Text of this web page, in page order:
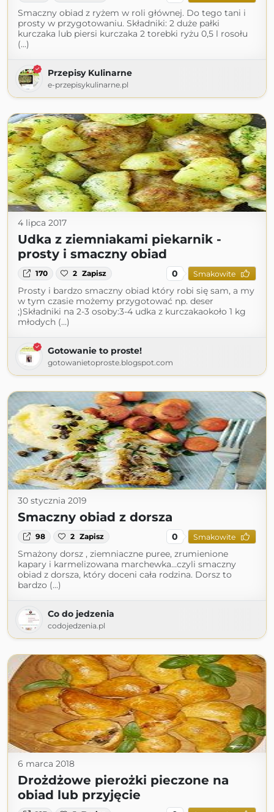
Smaczny obiad z ryżem w roli głównej. Do tego tani i
prosty w przygotowaniu. Składniki: 2 duże pałki
kurczaka lub piersi kurczaka 2 torebki ryżu 0,5 l rosołu
(...)
Przepisy Kulinarne
e-przepisykulinarne.pl
4 lipca 2017
Udka z ziemniakami piekarnik -
prosty i smaczny obiad
170 2 Zapisz 0 Smakowite
Prosty i bardzo smaczny obiad który robi się sam, a my
w tym czasie możemy przygotować np. deser
;)Składniki na 2-3 osoby:3-4 udka z kurczakaokoło 1 kg
młodych (...)
Gotowanie to proste!
gotowanietoproste.blogspot.com
30 stycznia 2019
Smaczny obiad z dorsza
98 2 Zapisz 0 Smakowite
Smażony dorsz , ziemniaczne puree, zrumienione
kapary i karmelizowana marchewka…czyli smaczny
obiad z dorsza, który doceni cała rodzina. Dorsz to
bardzo (...)
Co do jedzenia
codojedzenia.pl
6 marca 2018
Drożdżowe pierożki pieczone na
obiad lub przyjęcie